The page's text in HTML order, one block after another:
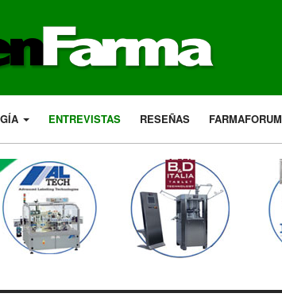
ENTREVISTAS RESEÑAS FARMAFORUM